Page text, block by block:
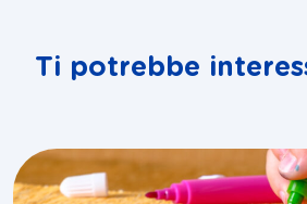
Ti potrebbe